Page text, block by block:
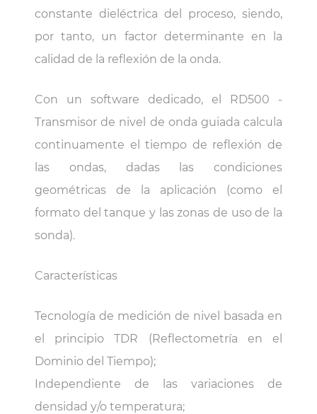
constante dieléctrica del proceso, siendo,
por tanto, un factor determinante en la
calidad de la reflexión de la onda.
Con un software dedicado, el RD500 -
Transmisor de nivel de onda guiada calcula
continuamente el tiempo de reflexión de
las ondas, dadas las condiciones
geométricas de la aplicación (como el
formato del tanque y las zonas de uso de la
sonda).
Características
Tecnología de medición de nivel basada en
el principio TDR (Reflectometría en el
Dominio del Tiempo);
Independiente de las variaciones de
densidad y/o temperatura;